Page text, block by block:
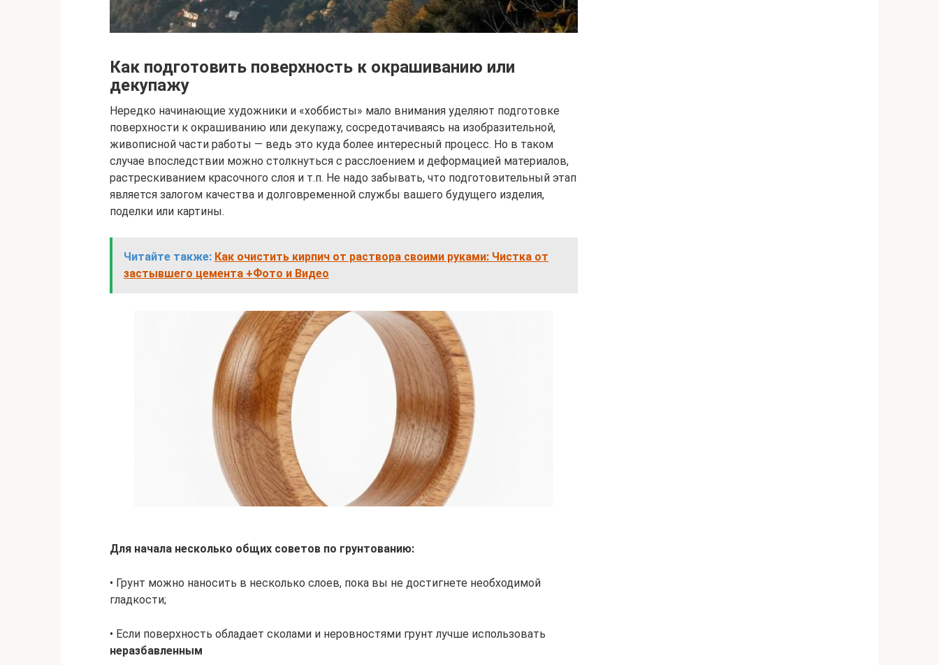
Как подготовить поверхность к окрашиванию или
декупажу
Нередко начинающие художники и «хоббисты» мало внимания уделяют подготовке
поверхности к окрашиванию или декупажу, сосредотачиваясь на изобразительной,
живописной части работы — ведь это куда более интересный процесс. Но в таком
случае впоследствии можно столкнуться с расслоением и деформацией материалов,
растрескиванием красочного слоя и т.п. Не надо забывать, что подготовительный этап
является залогом качества и долговременной службы вашего будущего изделия,
поделки или картины.
Читайте также: Как очистить кирпич от раствора своими руками: Чистка от
застывшего цемента +Фото и Видео
Для начала несколько общих советов по грунтованию:
• Грунт можно наносить в несколько слоев, пока вы не достигнете необходимой
гладкости;
• Если поверхность обладает сколами и неровностями грунт лучше использовать
неразбавленным